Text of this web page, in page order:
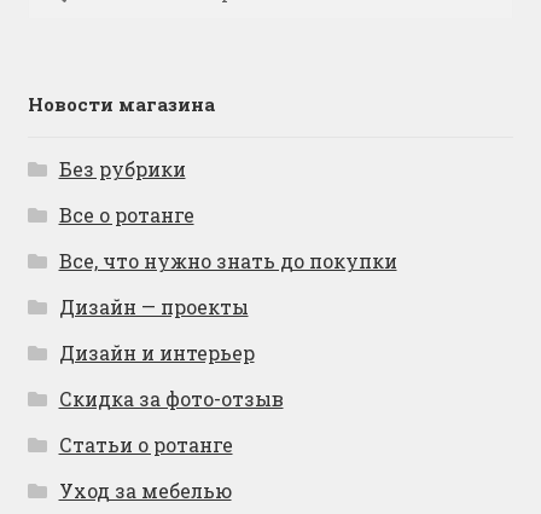
Новости магазина
Без рубрики
Все о ротанге
Все, что нужно знать до покупки
Дизайн — проекты
Дизайн и интерьер
Скидка за фото-отзыв
Статьи о ротанге
Уход за мебелью